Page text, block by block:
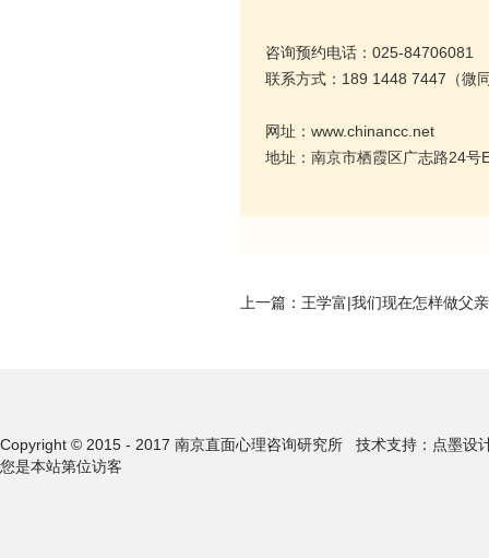
咨询预约电话：025-84706081
联系方式：189 1448 7447（微
网址：www.chinancc.net
地址：南京市栖霞区广志路24号
上一篇： 王学富|我们现在怎样做父亲
Copyright © 2015 - 2017 南京直面心理咨询研究所 技术支持：点墨设
您是本站第位访客